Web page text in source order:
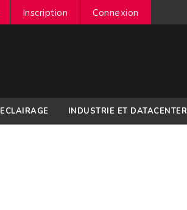
Inscription Connexion
ECLAIRAGE INDUSTRIE ET DATACENTER